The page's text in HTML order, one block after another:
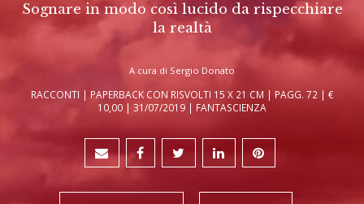
Sognare in modo così lucido da rispecchiare
la realtà
A cura di Sergio Donato
RACCONTI | PAPERBACK CON RISVOLTI 15 X 21 CM | PAGG. 72 | €
10,00 | 31/07/2019 | FANTASCIENZA